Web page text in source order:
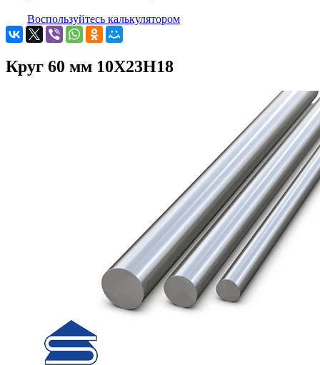
Воспользуйтесь калькулятором
Круг 60 мм 10Х23Н18